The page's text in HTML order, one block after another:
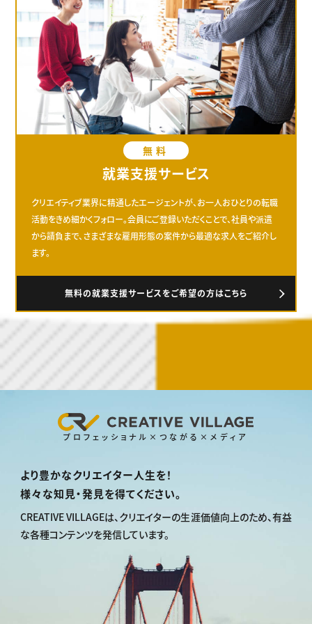
無料
就業支援サービス
クリエイティブ業界に精通したエージェントが、お一人おひとりの転職
活動をきめ細かくフォロー。会員にご登録いただくことで、社員や派遣
から請負まで、さまざまな雇用形態の案件から最適な求人をご紹介し
ます。
無料の就業支援サービスをご希望の方はこちら
プロフェッショナル×つながる×メディア
より豊かなクリエイター人生を！
様々な知見・発見を得てください。
CREATIVE VILLAGEは、 クリエイターの生涯価値向上のため、有益
な各種コンテンツを発信しています。